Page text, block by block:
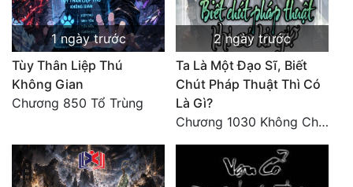
1 ngày trước
Tùy Thân Liệp Thú
Không Gian
Chương 850 Tổ Trùng
2 ngày trước
Ta Là Một Đạo Sĩ, Biết
Chút Pháp Thuật Thì Có
Là Gì?
Chương 1030 Không Chi Hoàng Nguyên Đại Hư